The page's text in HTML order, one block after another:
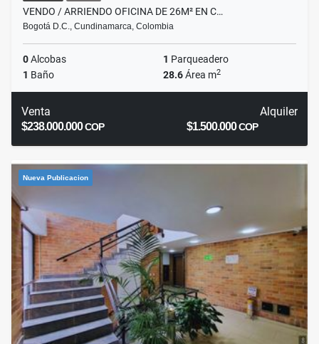
VENDO / ARRIENDO OFICINA DE 26M² EN C…
Bogotá D.C., Cundinamarca, Colombia
0Alcobas 1 Parqueadero
1 Baño 28.6Área m2
Venta
$238.000.000COP
Alquiler
$1.500.000COP
Nueva Publicacion